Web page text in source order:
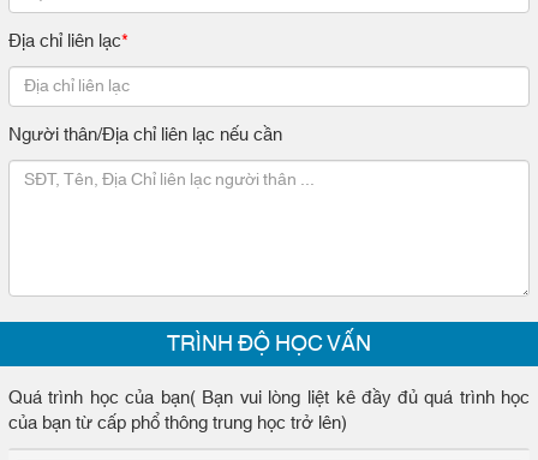
Địa chỉ liên lạc*
Người thân/Địa chỉ liên lạc nếu cần
TRÌNH ĐỘ HỌC VẤN
Quá trình học của bạn( Bạn vui lòng liệt kê đầy đủ quá trình học
của bạn từ cấp phổ thông trung học trở lên)